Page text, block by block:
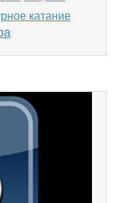
катание